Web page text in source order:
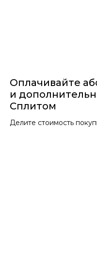
Оплачивайте
и
Сплитом
Делите стоимость